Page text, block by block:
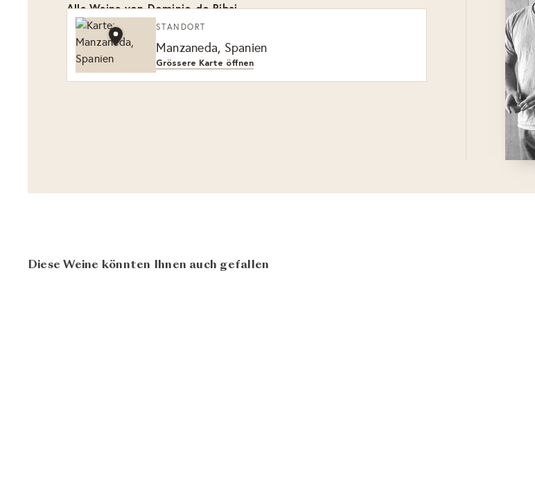
Alle Weine von Dominio do Bibei
STANDORT
Manzaneda, Spanien
Grössere Karte öffnen
Diese Weine könnten Ihnen auch gefallen